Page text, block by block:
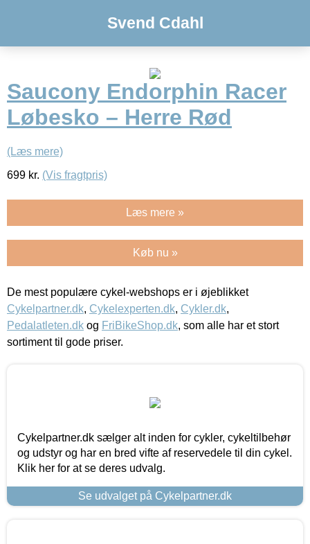
Svend Cdahl
Saucony Endorphin Racer
Løbesko – Herre Rød
(Læs mere)
699 kr. (Vis fragtpris)
Læs mere »
Køb nu »
De mest populære cykel-webshops er i øjeblikket
Cykelpartner.dk, Cykelexperten.dk, Cykler.dk,
Pedalatleten.dk og FriBikeShop.dk, som alle har et stort
sortiment til gode priser.
Cykelpartner.dk sælger alt inden for cykler, cykeltilbehør
og udstyr og har en bred vifte af reservedele til din cykel.
Klik her for at se deres udvalg.
Se udvalget på Cykelpartner.dk